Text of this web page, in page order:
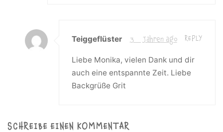
Teiggeflüster 3 Jahren ago REPLY
Liebe Monika, vielen Dank und dir
auch eine entspannte Zeit. Liebe
Backgrüße Grit
SCHREIBE EINEN KOMMENTAR